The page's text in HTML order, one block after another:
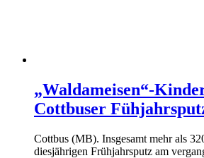
„Waldameisen“-
Cottbuser
Cottbus (MB). Insgesamt mehr als
diesjährigen Frühjahrsputz am